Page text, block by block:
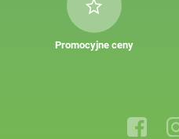
Promocyjne ceny